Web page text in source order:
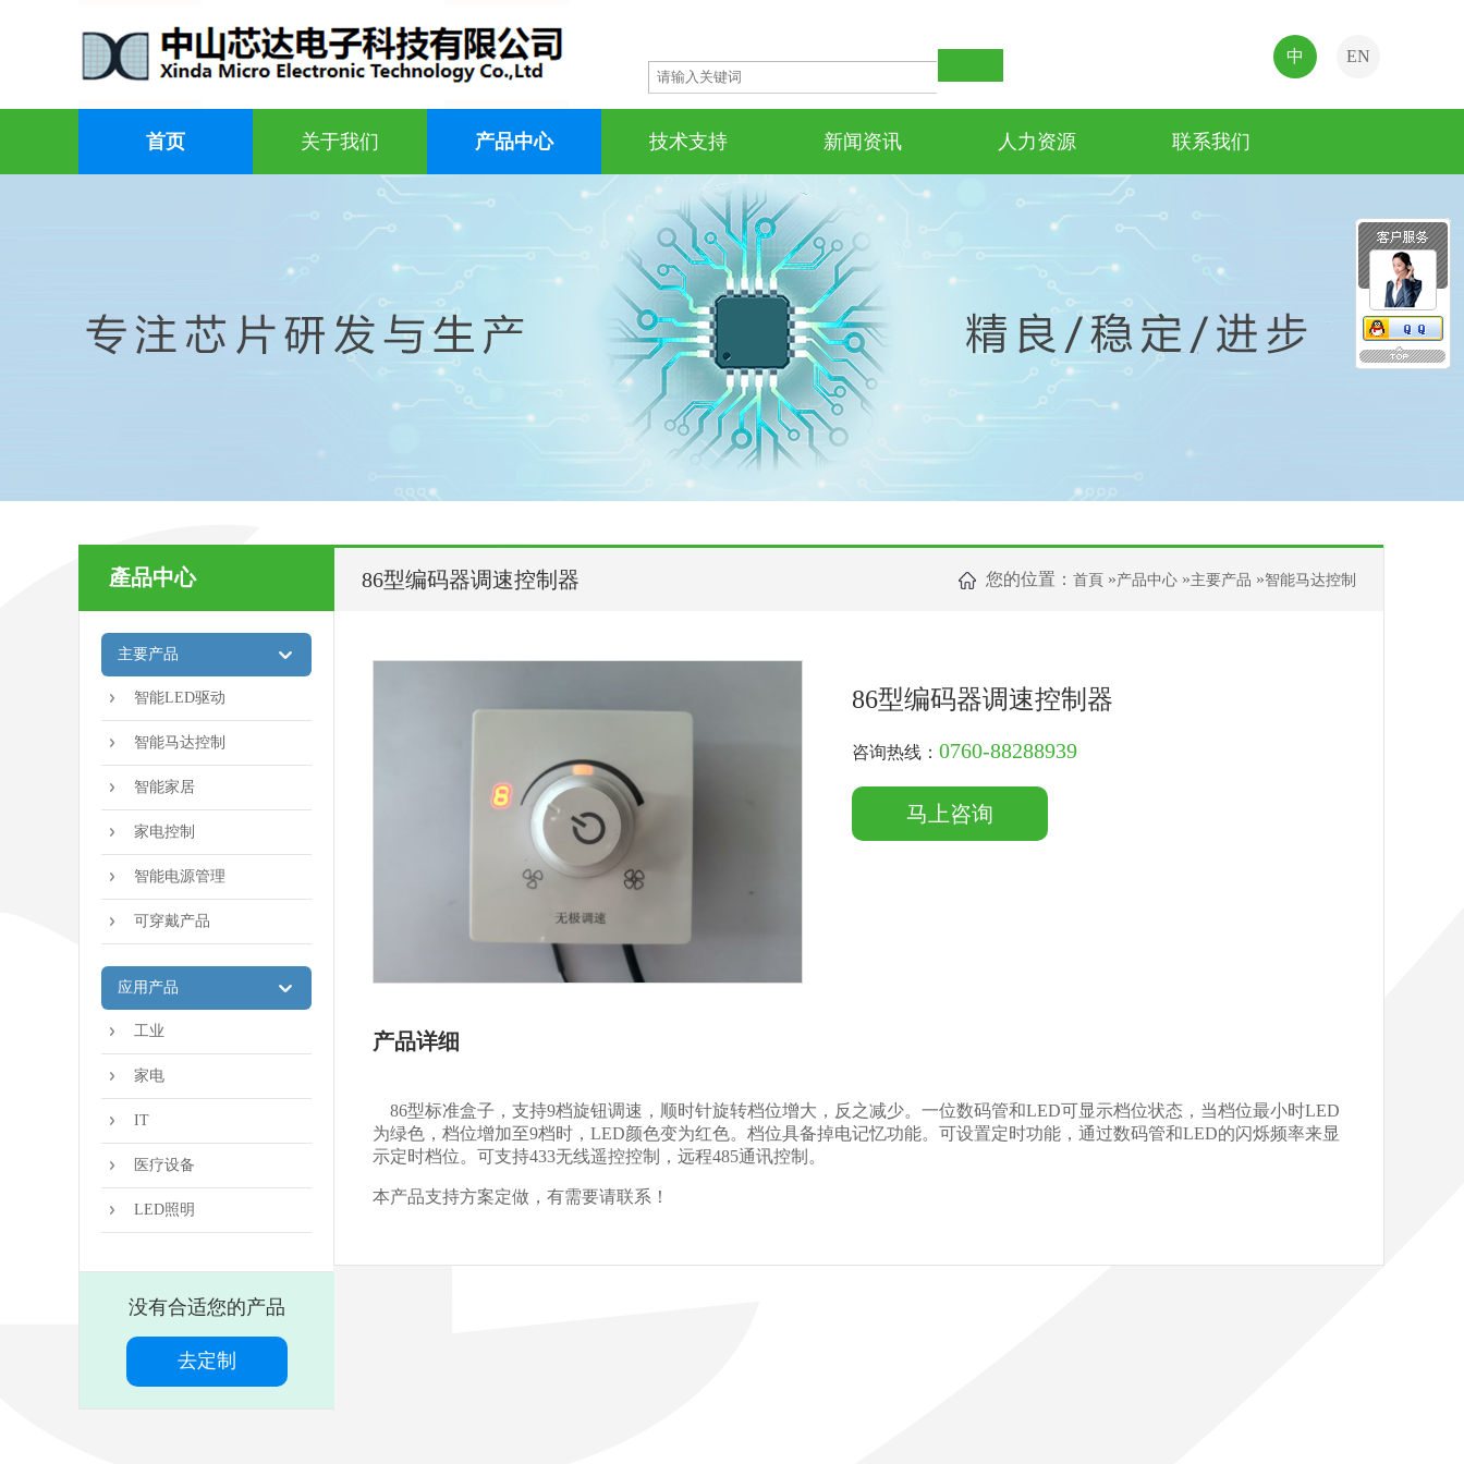
中 EN
首页 关于我们 产品中心 技术支持 新闻资讯 人力资源 联系我们
產品中心
主要产品
智能LED驱动
智能马达控制
智能家居
家电控制
智能电源管理
可穿戴产品
应用产品
工业
家电
IT
医疗设备
LED照明
没有合适您的产品
去定制
86型编码器调速控制器 您的位置： 首頁 »产品中心 »主要产品 »智能马达控制
86型编码器调速控制器
咨询热线： 0760-88288939
马上咨询
产品详细
86型标准盒子，支持9档旋钮调速，顺时针旋转档位增大，反之减少。一位数码管和LED可显示档位状态，当档位最小时LED
为绿色，档位增加至9档时，LED颜色变为红色。档位具备掉电记忆功能。可设置定时功能，通过数码管和LED的闪烁频率来显
示定时档位。可支持433无线遥控控制，远程485通讯控制。
本产品支持方案定做，有需要请联系！